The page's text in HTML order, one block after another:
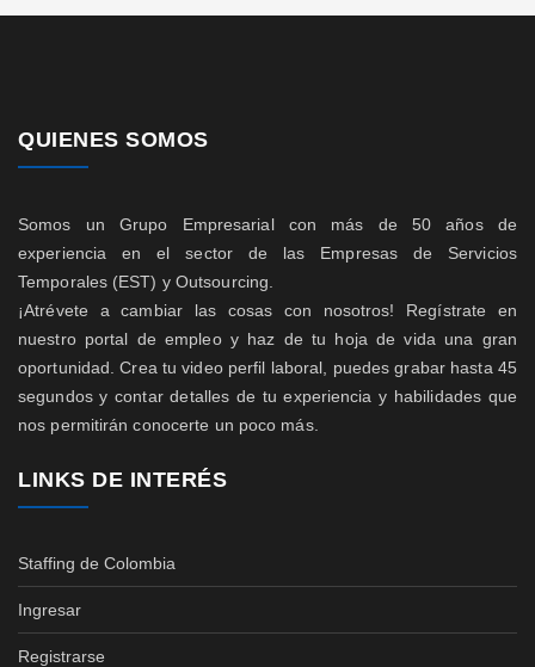
QUIENES SOMOS
Somos un Grupo Empresarial con más de 50 años de
experiencia en el sector de las Empresas de Servicios
Temporales (EST) y Outsourcing.
¡Atrévete a cambiar las cosas con nosotros! Regístrate en
nuestro portal de empleo y haz de tu hoja de vida una gran
oportunidad. Crea tu video perfil laboral, puedes grabar hasta 45
segundos y contar detalles de tu experiencia y habilidades que
nos permitirán conocerte un poco más.
LINKS DE INTERÉS
Staffing de Colombia
Ingresar
Registrarse